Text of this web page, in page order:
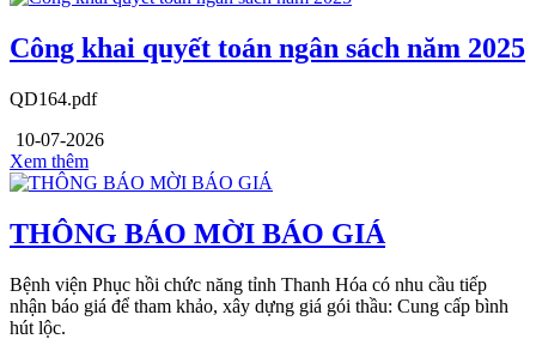
Công khai quyết toán ngân sách năm 2025
QD164.pdf
10-07-2026
Xem thêm
THÔNG BÁO MỜI BÁO GIÁ
Bệnh viện Phục hồi chức năng tỉnh Thanh Hóa có nhu cầu tiếp
nhận báo giá để tham khảo, xây dựng giá gói thầu: Cung cấp bình
hút lộc.